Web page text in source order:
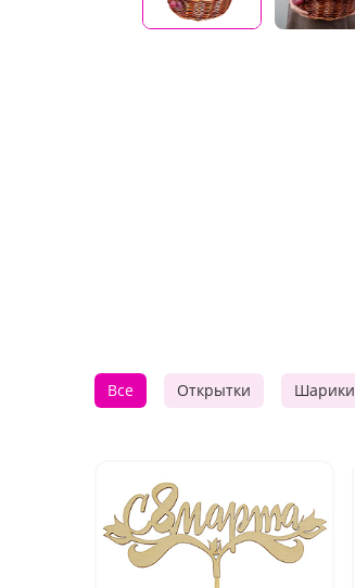
Все Открытки Шарики